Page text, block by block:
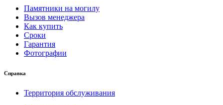
Памятники на могилу
Вызов менеджера
Как купить
Сроки
Гарантия
Фотографии
Справка
Территория обслуживания